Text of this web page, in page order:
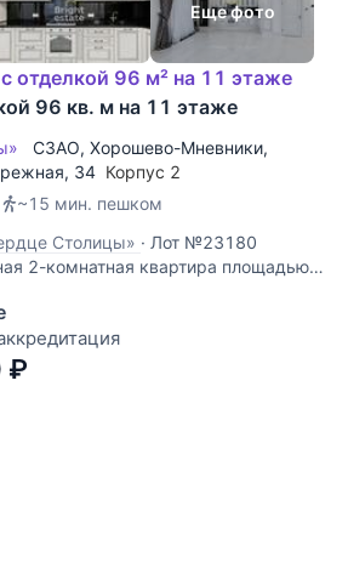
Еще фото
отделкой 96 м² на 11 этаже
96 кв. м на 11 этаже
СЗАО, Хорошево-Мневники,
, 34 Корпус 2
~15 мин. пешком
Столицы» · Лот №23180
2-комнатная квартира площадью
востребованных жилых
ЖК «Сердце Столицы». Это
для тех, кто ценит современную
продуманные решения,
₽